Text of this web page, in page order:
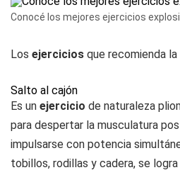
Conocé los mejores ejercicios
Los ejercicios que recomienda
Salto al cajón
Es un ejercicio de naturaleza
para despertar la musculatura
impulsarse con potencia
tobillos, rodillas y cadera, se